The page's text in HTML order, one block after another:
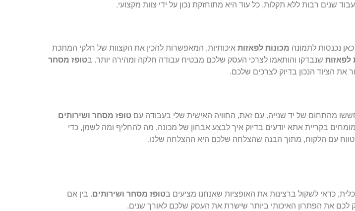
שנים רבות ללא תקלות, כל עוד היא מתוחזקת נכון על ידי צוות מקצועי.
נכנסות לתמונה מכונות לפאזותאיכותיות, המאפשרות להכין את הקצוות של חלקי המתכת
לפאזותשנבדקו והותאמו לצרכי העסק שלכם מבטיח עבודה חלקה ומהירה יותר. בטופז מסחר
את הציוד הנכון בדיוק לצרכים שלכם.
מהתחום של יד שנייה. עם זאת, החוויה האישית שלי בעבודה עם טופז מסחר ושירותים
בקריית אתא יודעים בדיוק איך לבצע אבחון של מכונה, מה להחליף ומה לשמן, כדי
עם הלקוח, מתוך הבנה שהצלחה שלכם היא ההצלחה שלנו.
כדאי לשקול ברצינות את האופציות שאנחנו מציעים בטופז מסחר ושירותים. בין אם
לכם את הפתרון האיכותי ביותר שישרת את העסק שלכם לאורך שנים.